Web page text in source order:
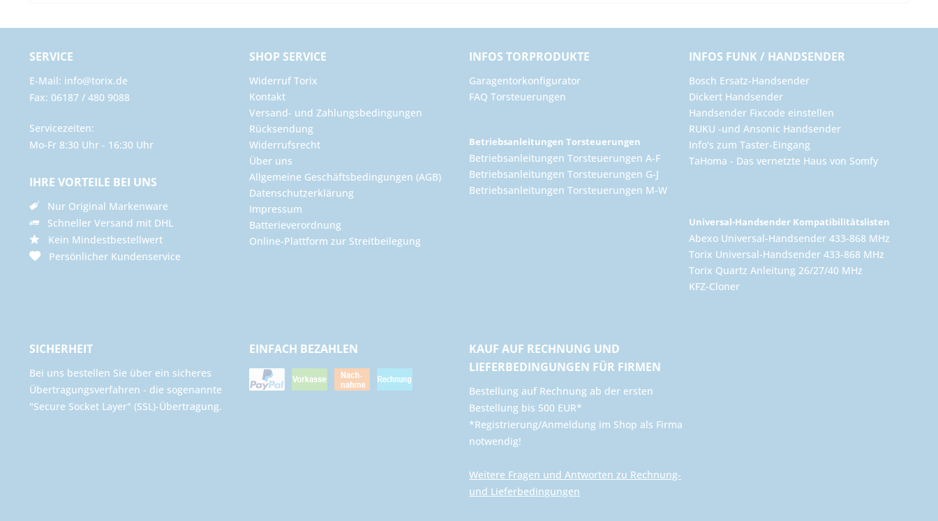
SERVICE
E-Mail: info@torix.de
Fax: 06187 / 480 9088
Servicezeiten:
Mo-Fr 8:30 Uhr - 16:30 Uhr
IHRE VORTEILE BEI UNS
Nur Original Markenware
Schneller Versand mit DHL
Kein Mindestbestellwert
Persönlicher Kundenservice
SHOP SERVICE
Widerruf Torix
Kontakt
Versand- und Zahlungsbedingungen
Rücksendung
Widerrufsrecht
Über uns
Allgemeine Geschäftsbedingungen (AGB)
Datenschutzerklärung
Impressum
Batterieverordnung
Online-Plattform zur Streitbeilegung
INFOS TORPRODUKTE
Garagentorkonfigurator
FAQ Torsteuerungen
Betriebsanleitungen Torsteuerungen
Betriebsanleitungen Torsteuerungen A-F
Betriebsanleitungen Torsteuerungen G-J
Betriebsanleitungen Torsteuerungen M-W
INFOS FUNK / HANDSENDER
Bosch Ersatz-Handsender
Dickert Handsender
Handsender Fixcode einstellen
RUKU -und Ansonic Handsender
Info's zum Taster-Eingang
TaHoma - Das vernetzte Haus von Somfy
Universal-Handsender Kompatibilitätslisten
Abexo Universal-Handsender 433-868 MHz
Torix Universal-Handsender 433-868 MHz
Torix Quartz Anleitung 26/27/40 MHz
KFZ-Cloner
SICHERHEIT
Bei uns bestellen Sie über ein sicheres
Übertragungsverfahren - die sogenannte
"Secure Socket Layer" (SSL)-Übertragung.
EINFACH BEZAHLEN
KAUF AUF RECHNUNG UND
LIEFERBEDINGUNGEN FÜR FIRMEN
​Bestellung auf Rechnung ab der ersten
Bestellung bis 500 EUR*
*Registrierung/Anmeldung im Shop als Firma
notwendig!
Weitere Fragen und Antworten zu Rechnung-
und Lieferbedingungen